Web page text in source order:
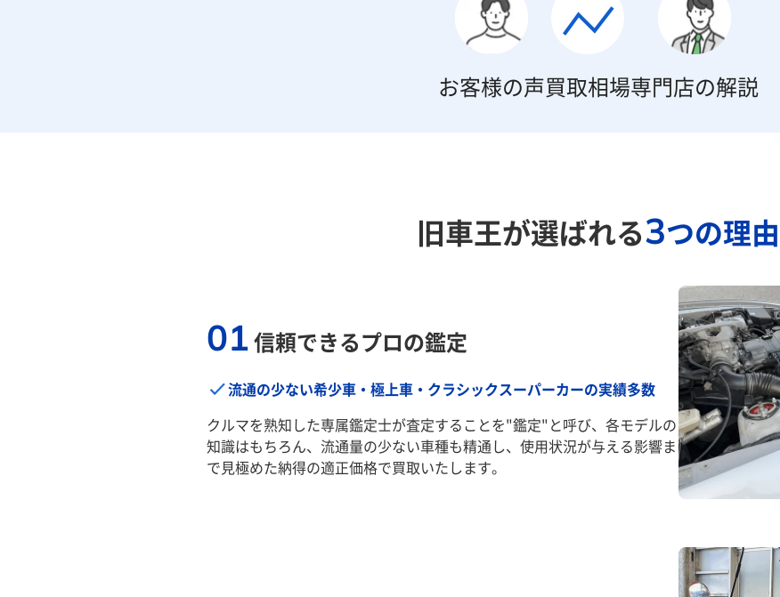
お客様の声買取相場専門店の解説
旧車王が選ばれる3つの理由
01信頼できるプロの鑑定
流通の少ない希少車・極上車・クラシックスーパーカーの実績多数
クルマを熟知した専属鑑定士が査定することを"鑑定"と呼び、各モデルの
知識はもちろん、流通量の少ない車種も精通し、使用状況が与える影響ま
で見極めた納得の適正価格で買取いたします。